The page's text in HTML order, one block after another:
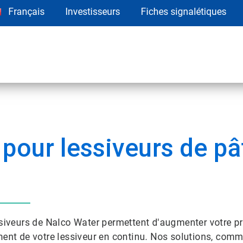
Français Investisseurs Fiches signalétiques
lessiveurs de
de Nalco Water permettent d'augmenter votre
de votre lessiveur en continu. Nos solutions,